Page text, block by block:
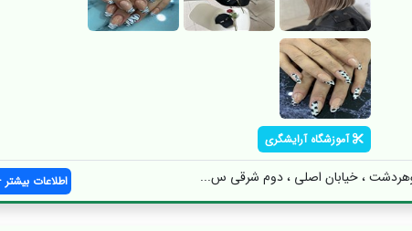
آموزشگاه آرایشگری
، خیابان اصلی ، دوم شرقی س... اطلاعات بیشتر